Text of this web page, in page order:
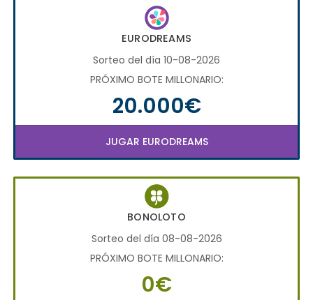
EURODREAMS
Sorteo del día 10-08-2026
PRÓXIMO BOTE MILLONARIO:
20.000€
JUGAR EURODREAMS
BONOLOTO
Sorteo del día 08-08-2026
PRÓXIMO BOTE MILLONARIO:
0€